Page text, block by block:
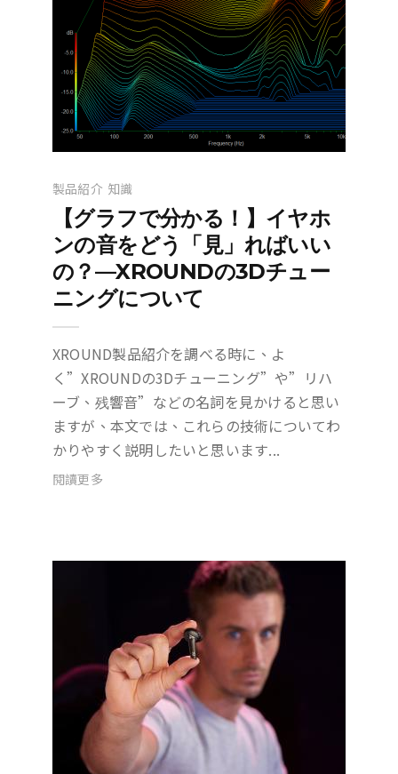
製品紹介 知識
【グラフで分かる！】イヤホ
ンの音をどう「見」ればいい
の？—XROUNDの3Dチュー
ニングについて
XROUND製品紹介を調べる時に、よ
く”XROUNDの3Dチューニング”や”リハ
ーブ、残響音”などの名詞を見かけると思い
ますが、本文では、これらの技術についてわ
かりやすく説明したいと思います...
閱讀更多